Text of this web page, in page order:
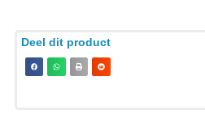
Deel dit product